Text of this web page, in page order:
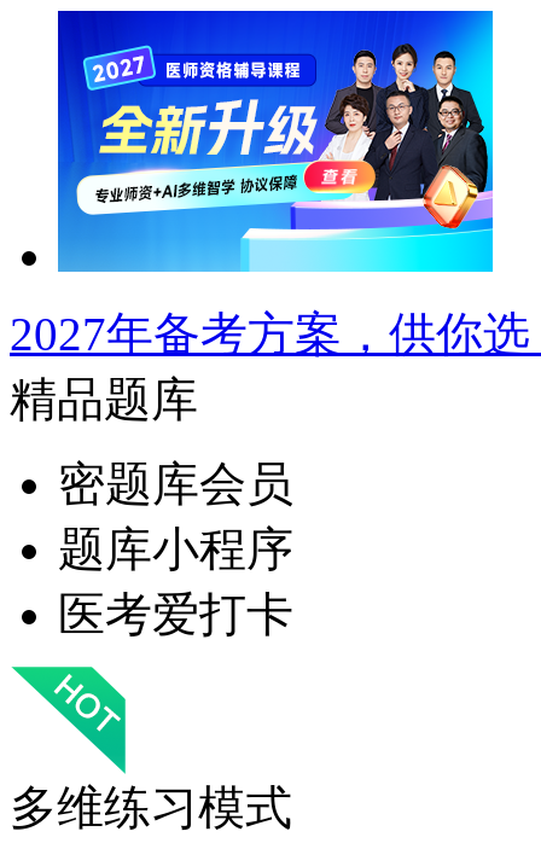
2027年备考方案，供你
精品题库
密题库会员
题库小程序
医考爱打卡
多维练习模式